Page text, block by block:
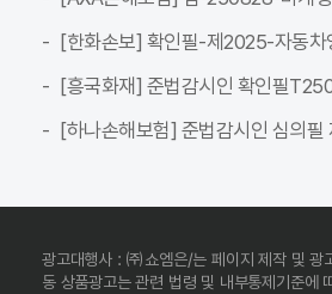
[한화손보] 확인필-제2025-자동
[흥국화재] 준법감시인 확인필
[하나손해보험] 준법감시인 심
광고대행사 : ㈜쇼엠은/는 페이지 제작 및 광
동 상품광고는 관련 법령 및 내부통제기준에